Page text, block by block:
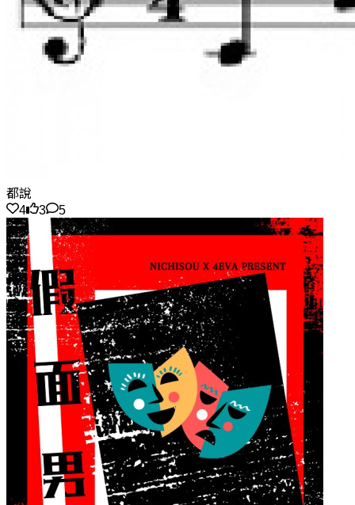
都說
4
3 5